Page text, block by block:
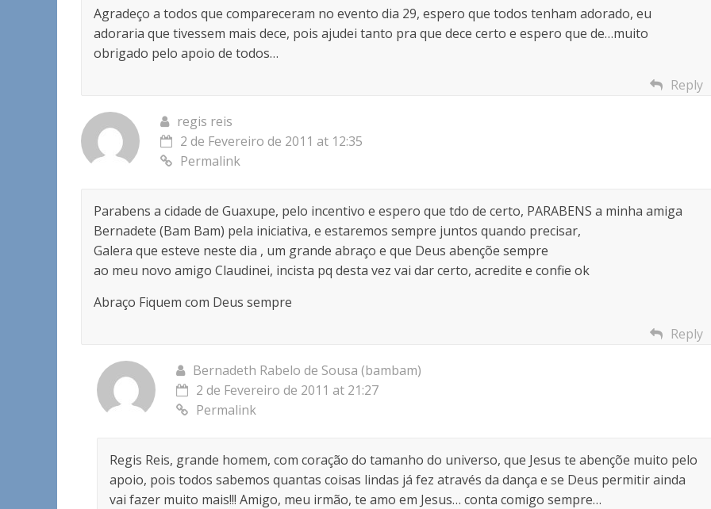
Agradeço a todos que compareceram no evento dia 29, espero que todos tenham adorado, eu
adoraria que tivessem mais dece, pois ajudei tanto pra que dece certo e espero que de…muito
obrigado pelo apoio de todos…
Reply
regis reis
2 de Fevereiro de 2011 at 12:35
Permalink
Parabens a cidade de Guaxupe, pelo incentivo e espero que tdo de certo, PARABENS a minha amiga
Bernadete (Bam Bam) pela iniciativa, e estaremos sempre juntos quando precisar,
Galera que esteve neste dia , um grande abraço e que Deus abençõe sempre
ao meu novo amigo Claudinei, incista pq desta vez vai dar certo, acredite e confie ok
Abraço Fiquem com Deus sempre
Reply
Bernadeth Rabelo de Sousa (bambam)
2 de Fevereiro de 2011 at 21:27
Permalink
Regis Reis, grande homem, com coração do tamanho do universo, que Jesus te abençõe muito pelo
apoio, pois todos sabemos quantas coisas lindas já fez através da dança e se Deus permitir ainda
vai fazer muito mais!!! Amigo, meu irmão, te amo em Jesus… conta comigo sempre…